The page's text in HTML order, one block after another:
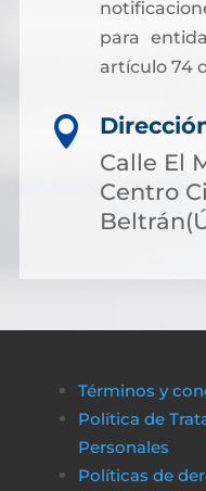
para
artículo 74

Calle El
Centro
Términos y
Política de
Personales
Políticas de